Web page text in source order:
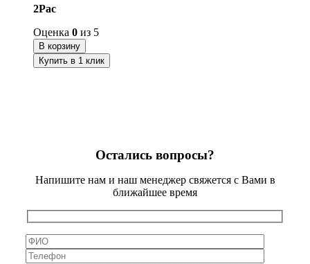
2Pac
Оценка 0 из 5
В корзину
Купить в 1 клик
Остались вопросы?
Напишите нам и наш менеджер свяжется с Вами в
ближайшее время